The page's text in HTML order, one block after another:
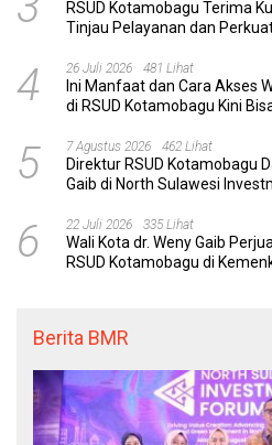
RSUD Kotamobagu Terima
Tinjau Pelayanan dan
4 26 Juli 2026 481 Lihat
Ini Manfaat dan Cara Akses
di RSUD Kotamobagu Kini
5 7 Agustus 2026 462 Lihat
Direktur RSUD Kotamobagu
Gaib di North Sulawesi
6 22 Juli 2026 335 Lihat
Wali Kota dr. Weny Gaib
RSUD Kotamobagu di
Berita BMR